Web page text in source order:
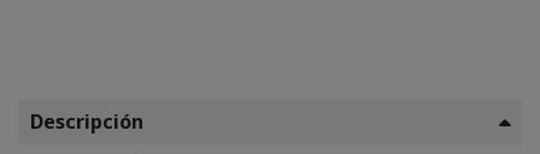
Descripción